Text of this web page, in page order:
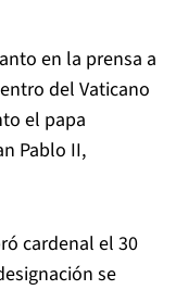
en la prensa a
del Vaticano
el papa
Pablo II,
cardenal el 30
se